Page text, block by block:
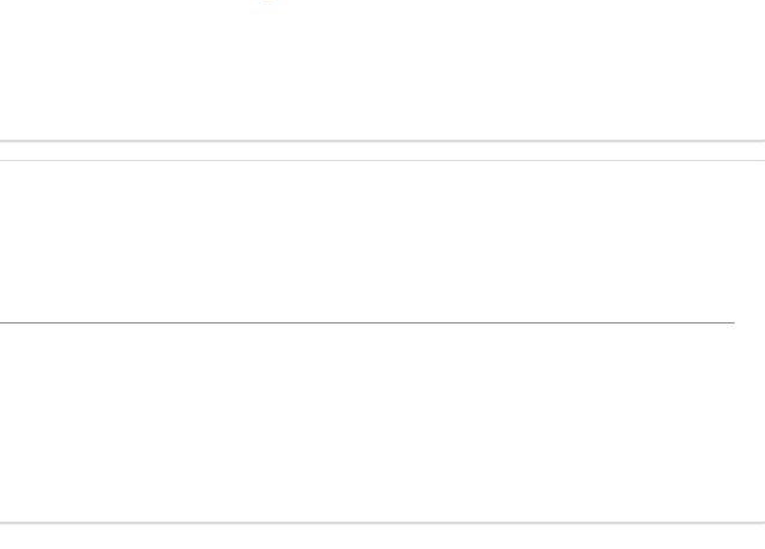
et verdoyant, idéal pour les amoureux de la nature. Proche des commerces locaux et à